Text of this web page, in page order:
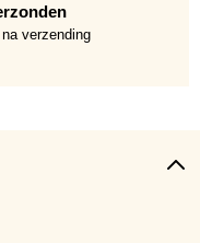
verzending